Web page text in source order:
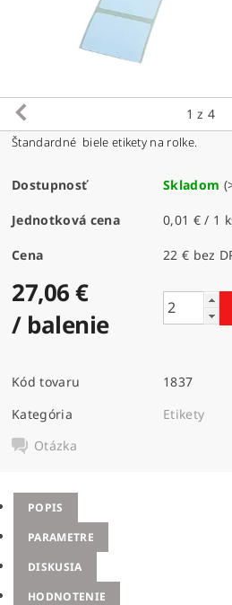
1 z 4
Štandardné biele etikety na rolke.
Dostupnosť Skladom
Jednotková cena 0,01 € / 1
Cena 22 € bez
27,06 €
/ balenie
Kód tovaru
1837
Kategória
Etikety
Otázka
POPIS
PARAMETRE
DISKUSIA
HODNOTENIE